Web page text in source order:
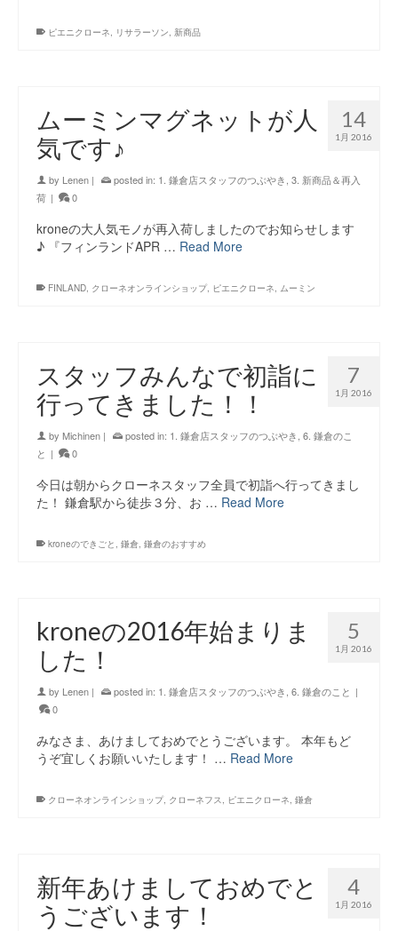
ピエニクローネ, リサラーソン, 新商品
14
1月 2016
ムーミンマグネットが人
気です♪
by Lenen | posted in: 1. 鎌倉店スタッフのつぶやき 3. 新商品＆再入
荷 | 0
kroneの大人気モノが再入荷しましたのでお知らせします
♪ 『フィンランドAPR … Read More
FINLAND, クローネオンラインショップ, ピエニクローネ, ムーミン
7
1月 2016
スタッフみんなで初詣に
行ってきました！！
by Michinen | posted in: 1. 鎌倉店スタッフのつぶやき 6. 鎌倉のこ
と | 0
今日は朝からクローネスタッフ全員で初詣へ行ってきまし
た！ 鎌倉駅から徒歩３分、お … Read More
kroneのできごと , 鎌倉, 鎌倉のおすすめ
5
1月 2016
kroneの2016年始まりま
した！
by Lenen | posted in: 1. 鎌倉店スタッフのつぶやき 6. 鎌倉のこと |
0
みなさま、あけましておめでとうございます。 本年もど
うぞ宜しくお願いいたします！ … Read More
クローネオンラインショップ, クローネフス, ピエニクローネ, 鎌倉
4
1月 2016
新年あけましておめでと
うございます！